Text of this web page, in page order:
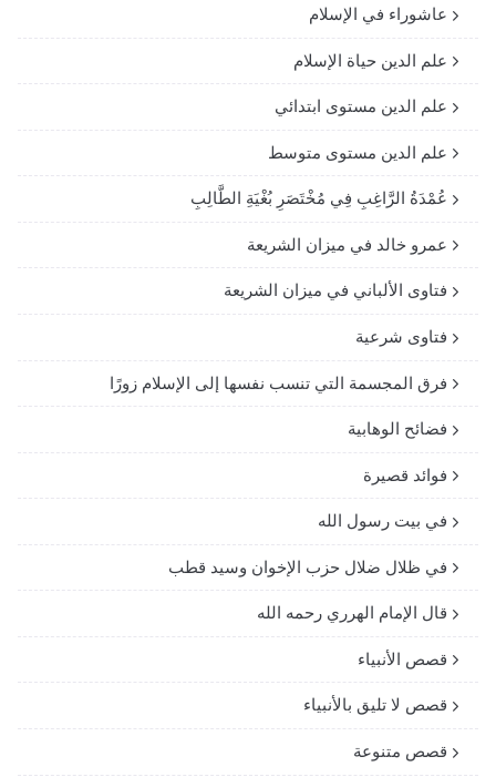
عاشوراء في الإسلام
علم الدين حياة الإسلام
علم الدين مستوى ابتدائي
علم الدين مستوى متوسط
عُمْدَةُ الرَّاغِبِ فِي مُخْتَصَرِ بُغْيَةِ الطَّالِبِ
عمرو خالد في ميزان الشريعة
فتاوى الألباني في ميزان الشريعة
فتاوى شرعية
فرق المجسمة التي تنسب نفسها إلى الإسلام زورًا
فضائح الوهابية
فوائد قصيرة
في بيت رسول الله
في ظلال ضلال حزب الإخوان وسيد قطب
قال الإمام الهرري رحمه الله
قصص الأنبياء
قصص لا تليق بالأنبياء
قصص متنوعة